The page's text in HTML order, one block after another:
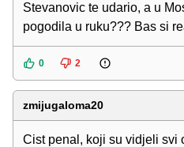
Stevanovic te udario, a u
pogodila u ruku??? Bas si
0 2
zmijugaloma20
Cist penal, koji su vidjeli svi